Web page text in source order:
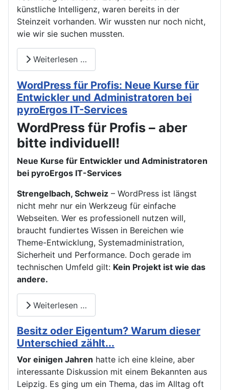
künstliche Intelligenz, waren bereits in der
Steinzeit vorhanden. Wir wussten nur noch nicht,
wie wir sie suchen mussten.
Weiterlesen …
WordPress für Profis: Neue Kurse für
Entwickler und Administratoren bei
pyroErgos IT-Services
WordPress für Profis – aber
bitte individuell!
Neue Kurse für Entwickler und Administratoren
bei pyroErgos IT-Services
Strengelbach, Schweiz – WordPress ist längst
nicht mehr nur ein Werkzeug für einfache
Webseiten. Wer es professionell nutzen will,
braucht fundiertes Wissen in Bereichen wie
Theme-Entwicklung, Systemadministration,
Sicherheit und Performance. Doch gerade im
technischen Umfeld gilt: Kein Projekt ist wie das
andere.
Weiterlesen …
Besitz oder Eigentum? Warum dieser
Unterschied zählt...
Vor einigen Jahren hatte ich eine kleine, aber
interessante Diskussion mit einem Bekannten aus
Leipzig. Es ging um ein Thema, das im Alltag oft